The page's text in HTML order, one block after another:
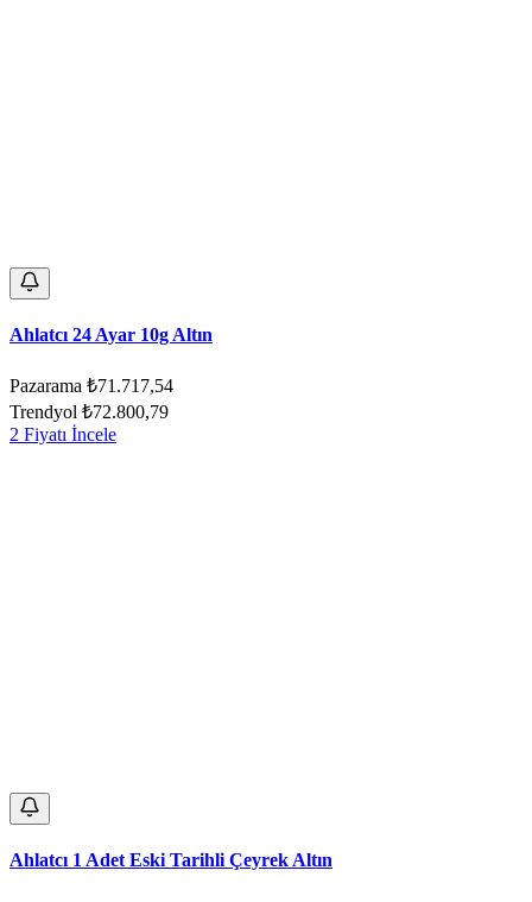
Ahlatcı 24 Ayar 10g Altın
Pazarama ₺71.717,54
Trendyol ₺72.800,79
2 Fiyatı İncele
Ahlatcı 1 Adet Eski Tarihli Çeyrek Altın